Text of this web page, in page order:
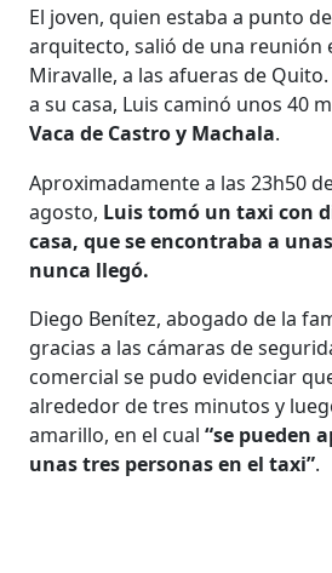
El joven, quien estaba a punto
arquitecto, salió de una reunión
Miravalle, a las afueras de
a su casa, Luis caminó unos 40
Vaca de Castro y Machala.
Aproximadamente a las 23h50
agosto, Luis tomó un taxi con
casa, que se encontraba a
nunca llegó.
Diego Benítez, abogado de la
gracias a las cámaras de
comercial se pudo evidenciar
alrededor de tres minutos y
amarillo, en el cual“se pueden
unas tres personas en el taxi”.